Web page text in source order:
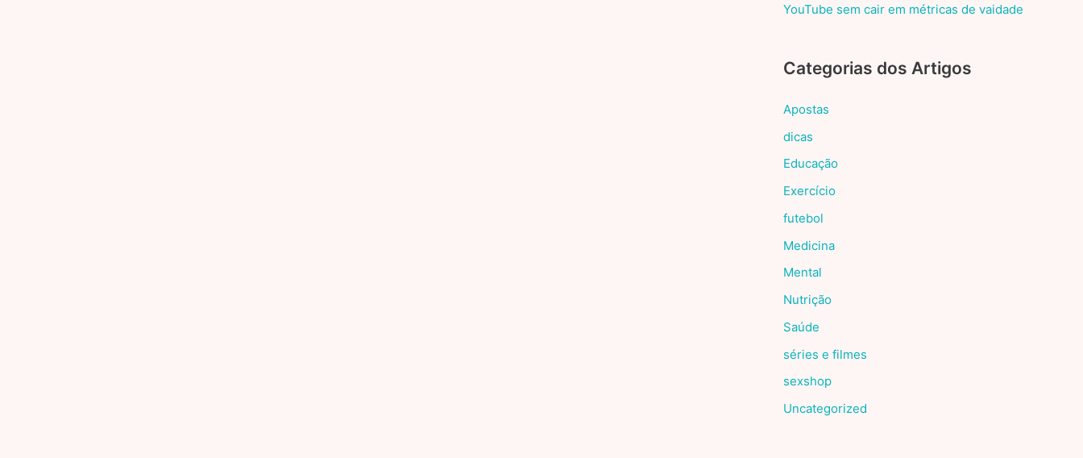
YouTube sem cair em métricas de vaidade
Categorias dos Artigos
Apostas
dicas
Educação
Exercício
futebol
Medicina
Mental
Nutrição
Saúde
séries e filmes
sexshop
Uncategorized